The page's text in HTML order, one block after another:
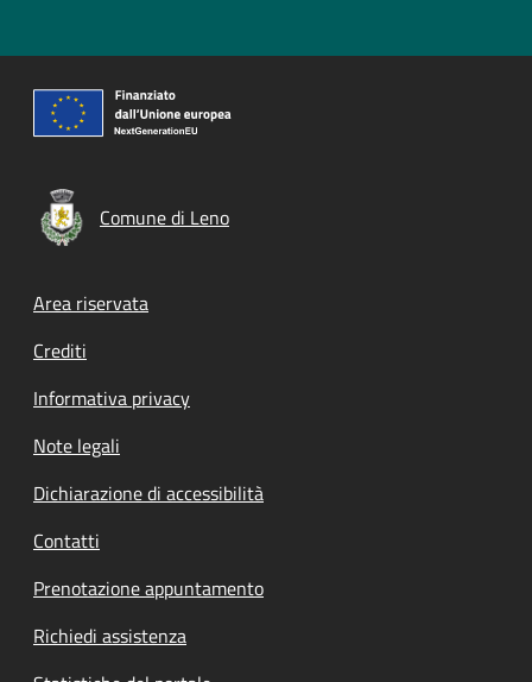
Comune di Leno
Footer menu
Area riservata
Crediti
Informativa privacy
Note legali
Dichiarazione di accessibilità
Contatti
Prenotazione appuntamento
Richiedi assistenza